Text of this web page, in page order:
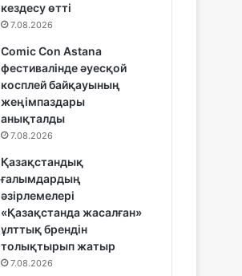
кездесу өтті
7.08.2026
Comic Con Astana
фестивалінде әуесқой
косплей байқауының
жеңімпаздары
анықталды
7.08.2026
Қазақстандық
ғалымдардың
әзірлемелері
«Қазақстанда жасалған»
ұлттық брендін
толықтырып жатыр
7.08.2026